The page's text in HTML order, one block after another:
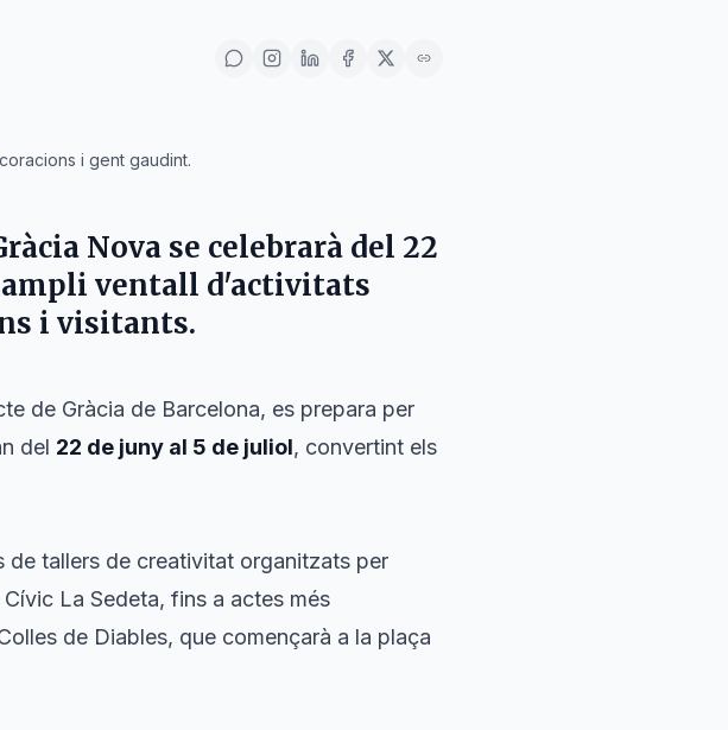
i gent gaudint.
Nova se celebrarà del 22
ampli ventall d'activitats
i visitants.
de Gràcia de Barcelona, es prepara per
del 22 de juny al 5 de juliol, convertint els
de tallers de creativitat organitzats per
La Sedeta, fins a actes més
de Diables, que començarà a la plaça